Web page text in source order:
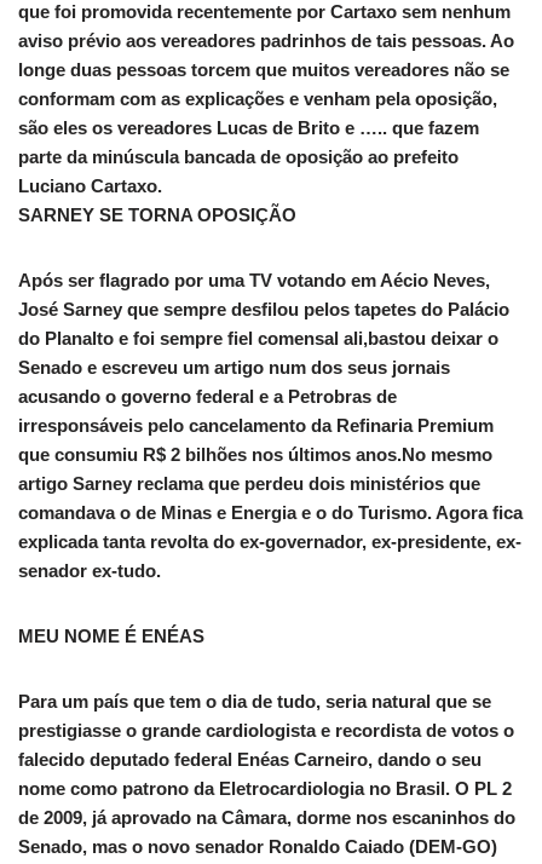
que foi promovida recentemente por Cartaxo sem nenhum
aviso prévio aos vereadores padrinhos de tais pessoas. Ao
longe duas pessoas torcem que muitos vereadores não se
conformam com as explicações e venham pela oposição,
são eles os vereadores Lucas de Brito e ….. que fazem
parte da minúscula bancada de oposição ao prefeito
Luciano Cartaxo.
SARNEY SE TORNA OPOSIÇÃO
Após ser flagrado por uma TV votando em Aécio Neves,
José Sarney que sempre desfilou pelos tapetes do Palácio
do Planalto e foi sempre fiel comensal ali,bastou deixar o
Senado e escreveu um artigo num dos seus jornais
acusando o governo federal e a Petrobras de
irresponsáveis pelo cancelamento da Refinaria Premium
que consumiu R$ 2 bilhões nos últimos anos.No mesmo
artigo Sarney reclama que perdeu dois ministérios que
comandava o de Minas e Energia e o do Turismo. Agora fica
explicada tanta revolta do ex-governador, ex-presidente, ex-
senador ex-tudo.
MEU NOME É ENÉAS
Para um país que tem o dia de tudo, seria natural que se
prestigiasse o grande cardiologista e recordista de votos o
falecido deputado federal Enéas Carneiro, dando o seu
nome como patrono da Eletrocardiologia no Brasil. O PL 2
de 2009, já aprovado na Câmara, dorme nos escaninhos do
Senado, mas o novo senador Ronaldo Caiado (DEM-GO)